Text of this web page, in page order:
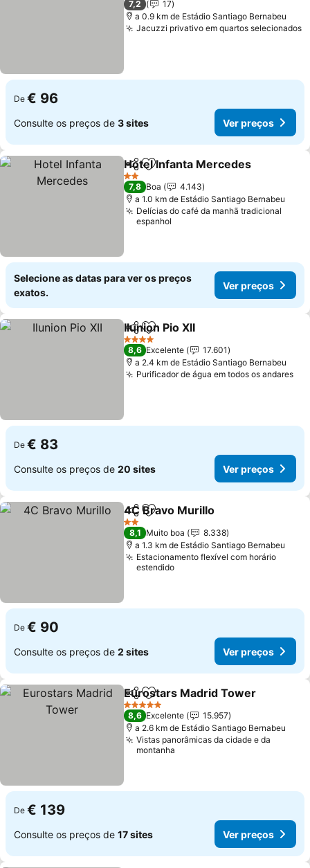
7,2
17
a 0.9 km de Estádio Santiago Bernabeu
Jacuzzi privativo em quartos selecionados
De € 96
Consulte os preços de 3 sites Ver preços
PartilharAdicionar aos favoritos
Hotel Infanta Mercedes
2 Estrelas
7,8 Boa
4.143
a 1.0 km de Estádio Santiago Bernabeu
Delícias do café da manhã tradicional
espanhol
Selecione as datas para ver os preços
exatos.
Ver preços
PartilharAdicionar aos favoritos
Ilunion Pio XII
4 Estrelas
8,6 Excelente
17.601
a 2.4 km de Estádio Santiago Bernabeu
Purificador de água em todos os andares
De € 83
Consulte os preços de 20 sites Ver preços
PartilharAdicionar aos favoritos
4C Bravo Murillo
2 Estrelas
8,1 Muito boa
8.338
a 1.3 km de Estádio Santiago Bernabeu
Estacionamento flexível com horário
estendido
De € 90
Consulte os preços de 2 sites Ver preços
PartilharAdicionar aos favoritos
Eurostars Madrid Tower
5 Estrelas
8,6 Excelente
15.957
a 2.6 km de Estádio Santiago Bernabeu
Vistas panorâmicas da cidade e da
montanha
De € 139
Consulte os preços de 17 sites Ver preços